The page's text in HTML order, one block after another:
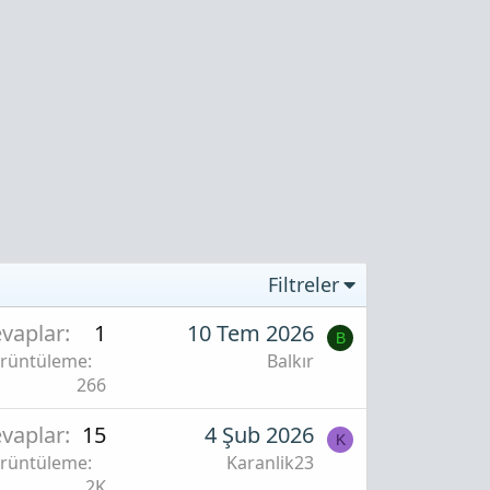
Filtreler
1
266
10 Tem 2026
Balkır
B
15 4 Şub 2026
Karanlik23
K